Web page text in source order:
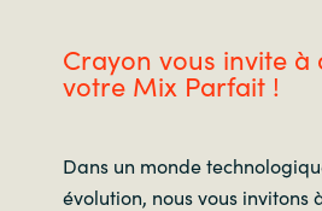
Crayon vous invite à
votre Mix Parfait !
Dans un monde
évolution, nous vous invitons